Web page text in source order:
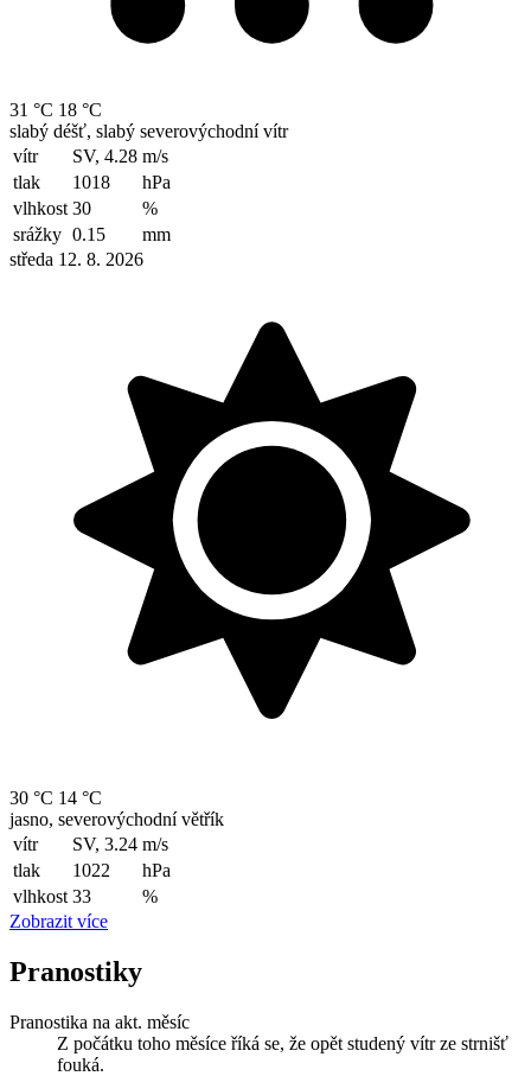
31 °C 18 °C
slabý déšť, slabý severovýchodní vítr
vítr
SV, 4.28 m/s
tlak
1018
hPa
vlhkost 30
%
srážky 0.15
mm
středa 12. 8. 2026
30 °C 14 °C
jasno, severovýchodní větřík
vítr
SV, 3.24 m/s
tlak
1022
hPa
vlhkost 33
%
Zobrazit více
Pranostiky
Pranostika na akt. měsíc
Z počátku toho měsíce říká se, že opět studený vítr ze strnišť
fouká.